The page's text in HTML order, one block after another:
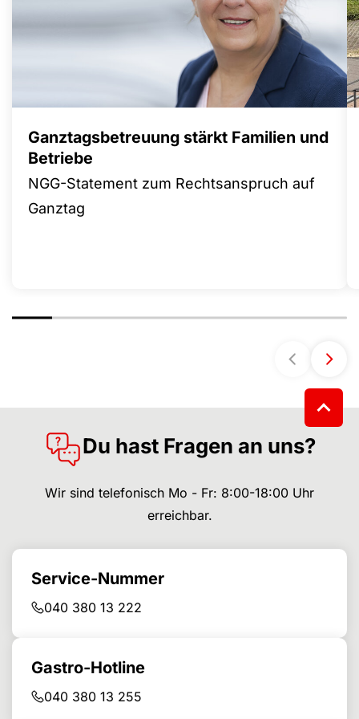
Ganztagsbetreuung stärkt Familien und
Betriebe
NGG-Statement zum Rechtsanspruch auf
Ganztag
Du hast Fragen an uns?
Wir sind telefonisch Mo - Fr: 8:00-18:00 Uhr
erreichbar.
Service-Nummer
040 380 13 222
Gastro-Hotline
040 380 13 255